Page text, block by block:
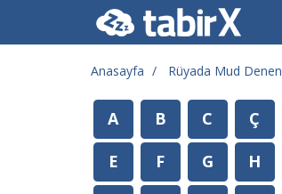
Anasayfa Rüyada Mud
A B C Ç
E
F G H